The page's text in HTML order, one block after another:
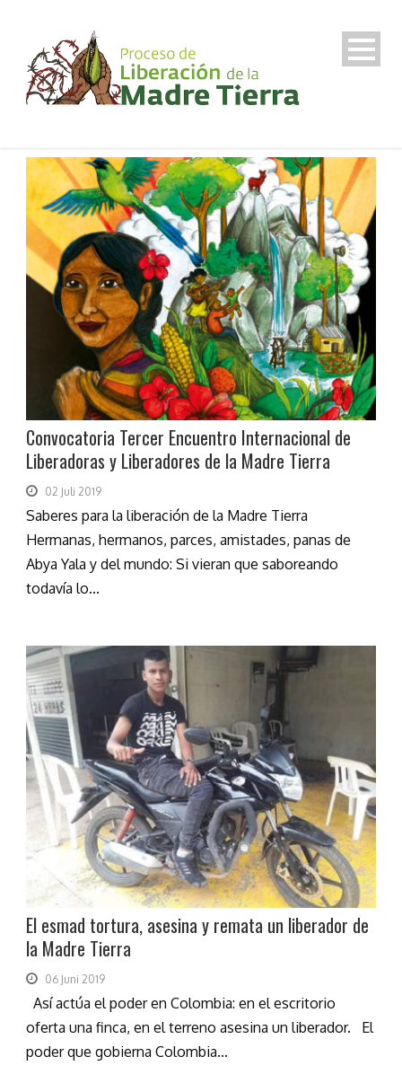
Convocatoria Tercer Encuentro Internacional de
Liberadoras y Liberadores de la Madre Tierra
02 Juli 2019
Saberes para la liberación de la Madre Tierra
Hermanas, hermanos, parces, amistades, panas de
Abya Yala y del mundo: Si vieran que saboreando
todavía lo...
El esmad tortura, asesina y remata un liberador de
la Madre Tierra
06 Juni 2019
Así actúa el poder en Colombia: en el escritorio
oferta una finca, en el terreno asesina un liberador. El
poder que gobierna Colombia...